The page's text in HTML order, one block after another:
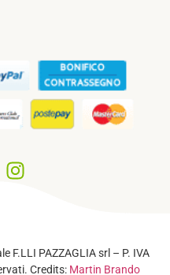
F.LLI PAZZAGLIA srl – P. IVA
Credits: Martin Brando